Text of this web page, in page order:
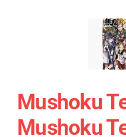
Mushoku
Mushoku